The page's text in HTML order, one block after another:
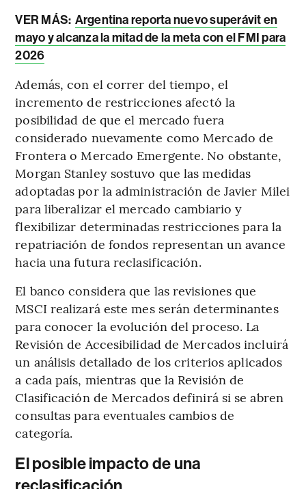
VER MÁS: Argentina reporta nuevo superávit en
mayo y alcanza la mitad de la meta con el FMI para
2026
Además, con el correr del tiempo, el
incremento de restricciones afectó la
posibilidad de que el mercado fuera
considerado nuevamente como Mercado de
Frontera o Mercado Emergente. No obstante,
Morgan Stanley sostuvo que las medidas
adoptadas por la administración de Javier Milei
para liberalizar el mercado cambiario y
flexibilizar determinadas restricciones para la
repatriación de fondos representan un avance
hacia una futura reclasificación.
El banco considera que las revisiones que
MSCI realizará este mes serán determinantes
para conocer la evolución del proceso. La
Revisión de Accesibilidad de Mercados incluirá
un análisis detallado de los criterios aplicados
a cada país, mientras que la Revisión de
Clasificación de Mercados definirá si se abren
consultas para eventuales cambios de
categoría.
El posible impacto de una